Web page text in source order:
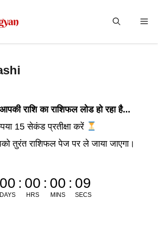
आपकी राशि का राशिफल लोड हो रहा है...
15 सेकंड प्रतीक्षा करें
तुरंत राशिफल पेज पर ले जाया जाएगा।
00
DAYS
: 00
HRS
: 00
MINS
: 09
SECS